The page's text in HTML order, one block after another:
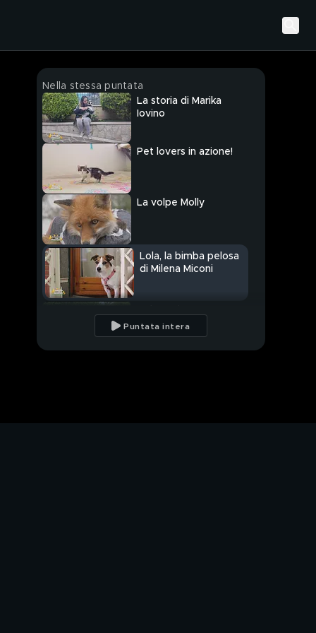
Nella stessa puntata
La storia di Marika
Iovino
Pet lovers in azione!
La volpe Molly
Lola, la bimba pelosa
di Milena Miconi
Puntata intera